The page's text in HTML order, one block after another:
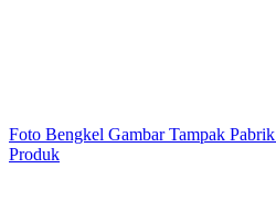
Foto Bengkel Gambar Tampak Pabrik
Produk